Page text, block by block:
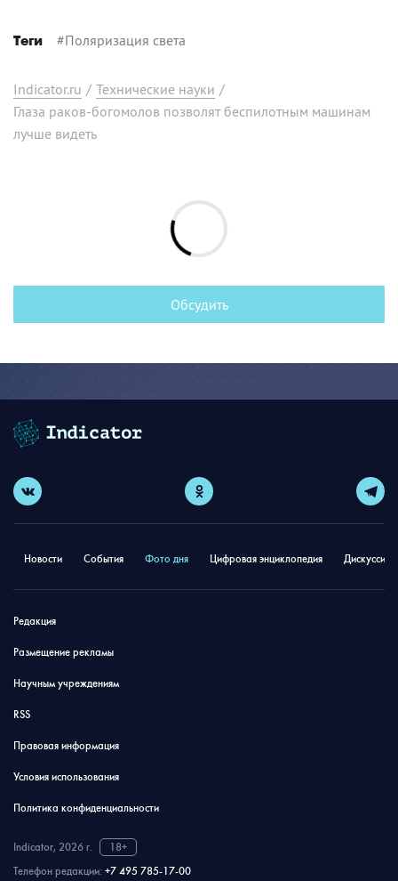
Теги #Поляризация света
Indicator.ru / Технические науки /
Глаза раков-богомолов позволят беспилотным машинам
лучше видеть
Обсудить
Новости События Фото дня Цифровая энциклопедия
Редакция
Размещение рекламы
Научным учреждениям
RSS
Правовая информация
Условия использования
Политика конфиденциальности
Indicator, 2026 г.
18+
Телефон редакции: +7 495 785-17-00